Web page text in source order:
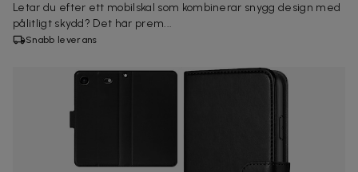
Letar du efter ett mobilskal som kombinerar snygg design med
pålitligt skydd? Det här prem...
Snabb leverans